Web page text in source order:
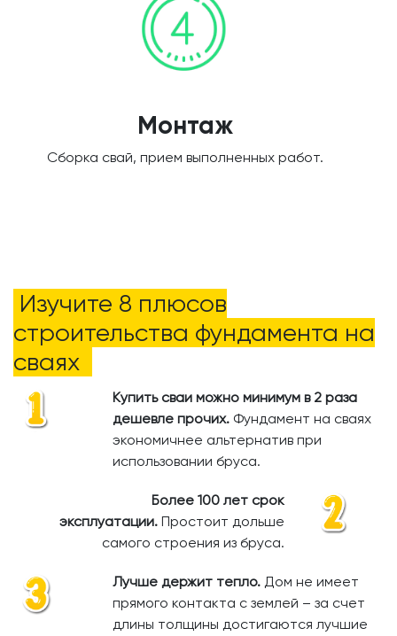
Монтаж
Сборка свай, прием выполненных работ.
Изучите 8 плюсов
строительства фундамента на
сваях
Купить сваи можно минимум в 2 раза
дешевле прочих. Фундамент на сваях
экономичнее альтернатив при
использовании бруса.
Более 100 лет срок
эксплуатации. Простоит дольше
самого строения из бруса.
Лучше держит тепло. Дом не имеет
прямого контакта с землей – за счет
длины толщины достигаются лучшие